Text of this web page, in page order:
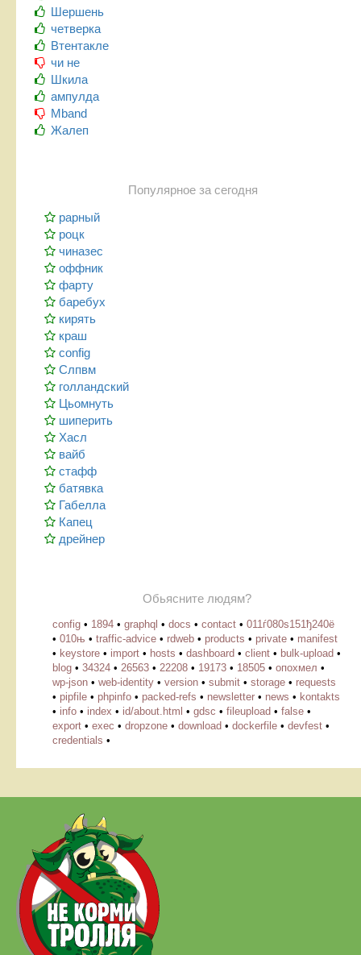
Шершень
четверка
Втентакле
чи не
Шкила
ампулда
Mband
Жалеп
Популярное за сегодня
рарный
роцк
чиназес
оффник
фарту
баребух
кирять
краш
config
Слпвм
голландский
Цьомнуть
шиперить
Хасл
вайб
стафф
батявка
Габелла
Капец
дрейнер
Обьясните людям?
config • 1894 • graphql • docs • contact • 011ѓ080ѕ151ђ240ё
• 010њ • traffic-advice • rdweb • products • private • manifest
• keystore • import • hosts • dashboard • client • bulk-upload •
blog • 34324 • 26563 • 22208 • 19173 • 18505 • опохмел •
wp-json • web-identity • version • submit • storage • requests
• pipfile • phpinfo • packed-refs • newsletter • news • kontakts
• info • index • id/about.html • gdsc • fileupload • false •
export • exec • dropzone • download • dockerfile • devfest •
credentials •